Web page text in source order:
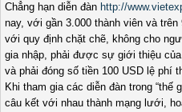
Chẳng hạn diễn đàn http://
nay, với gần 3.000 thành viên và
với quy định chặt chẽ, không cho
gia nhập, phải được sự giới thiệu
và phải đóng số tiền 100 USD lệ phí
Khi tham gia các diễn đàn trong
câu kết với nhau thành mạng lưới,